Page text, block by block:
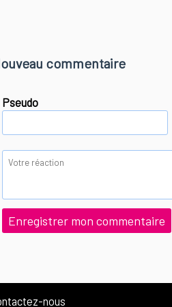
commentaire
Pseudo
nous